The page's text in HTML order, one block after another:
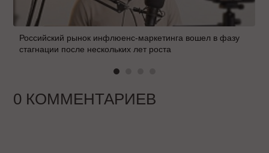
Российский рынок инфлюенс-маркетинга вошел в фазу
стагнации после нескольких лет роста
0 КОММЕНТАРИЕВ